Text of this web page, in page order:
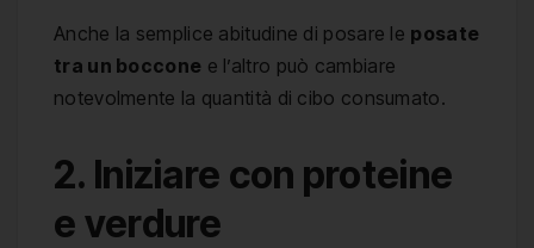
Anche la semplice abitudine di posare le posate
tra un boccone e l’altro può cambiare
notevolmente la quantità di cibo consumato.
2. Iniziare con proteine
e verdure